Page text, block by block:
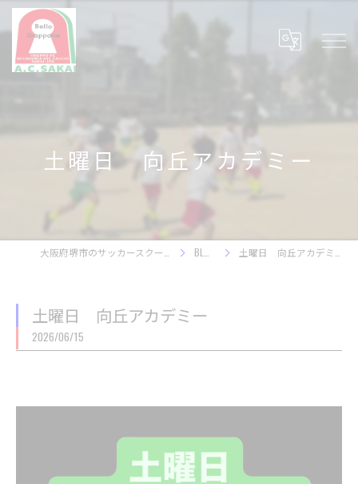
土曜日 向丘アカデミー
BLOG 土曜日 向丘アカデミー
土曜日 向丘アカデミー
2026/06/15